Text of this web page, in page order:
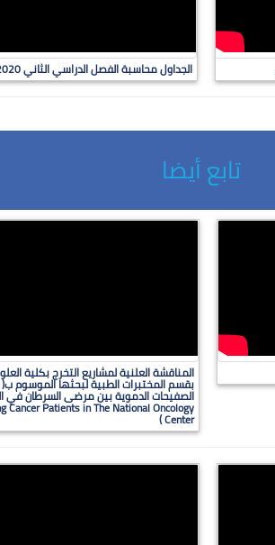
الجداول محاسبة الفصل الدراسي الثاني 2020-2019
تابع أيضا
المناقشة العلنية لمشاريع التخرج بكلية
بقسم المختبرات الطبية لبحثها الموسوم ب(
Cancer Patients in The National Oncology
Center )